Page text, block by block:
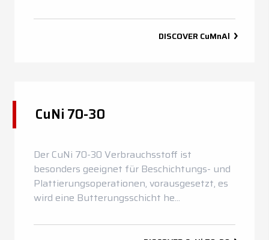
DISCOVER CuMnAl
CuNi 70-30
Der CuNi 70-30 Verbrauchsstoff ist
besonders geeignet für Beschichtungs- und
Plattierungsoperationen, vorausgesetzt, es
wird eine Butterungsschicht he...